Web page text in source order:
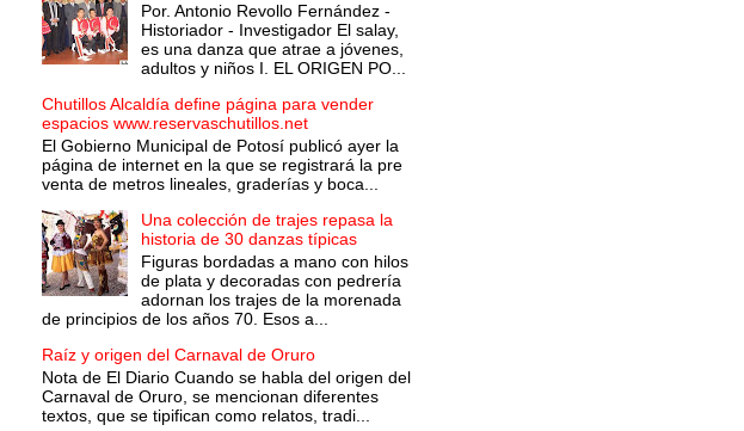
Por. Antonio Revollo Fernández -
Historiador - Investigador El salay,
es una danza que atrae a jóvenes,
adultos y niños I. EL ORIGEN PO...
Chutillos Alcaldía define página para vender
espacios www.reservaschutillos.net
El Gobierno Municipal de Potosí publicó ayer la
página de internet en la que se registrará la pre
venta de metros lineales, graderías y boca...
Una colección de trajes repasa la
historia de 30 danzas típicas
Figuras bordadas a mano con hilos
de plata y decoradas con pedrería
adornan los trajes de la morenada
de principios de los años 70. Esos a...
Raíz y origen del Carnaval de Oruro
Nota de El Diario Cuando se habla del origen del
Carnaval de Oruro, se mencionan diferentes
textos, que se tipifican como relatos, tradi...